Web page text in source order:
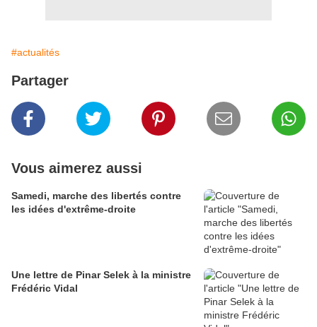
#actualités
Partager
Vous aimerez aussi
Samedi, marche des libertés contre
les idées d'extrême-droite
Une lettre de Pinar Selek à la ministre
Frédéric Vidal